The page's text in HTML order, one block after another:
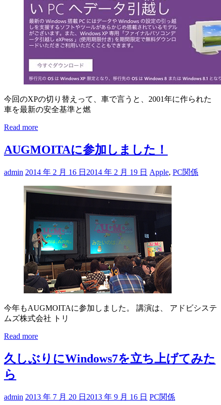
今回のXPの切り替えって、車で言うと、2001年に作られた
車を最新の安全基準と燃
Read more
AUGMOITAに参加しました！
admin 2014 年 2 月 16 日 2014 年 2 月 19 日 Apple, PC関係
今年もAUGMOITAに参加しました。 講演は、 アドビシステ
ムズ株式会社 トリ
Read more
久しぶりにWindows7を立ち上げてみた
ら
admin 2013 年 7 月 20 日 2013 年 9 月 16 日 PC関係